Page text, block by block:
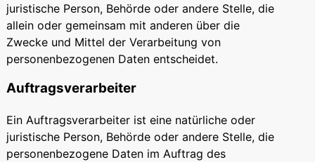
juristische Person, Behörde oder andere Stelle, die
allein oder gemeinsam mit anderen über die
Zwecke und Mittel der Verarbeitung von
personenbezogenen Daten entscheidet.
Auftragsverarbeiter
Ein Auftragsverarbeiter ist eine natürliche oder
juristische Person, Behörde oder andere Stelle, die
personenbezogene Daten im Auftrag des